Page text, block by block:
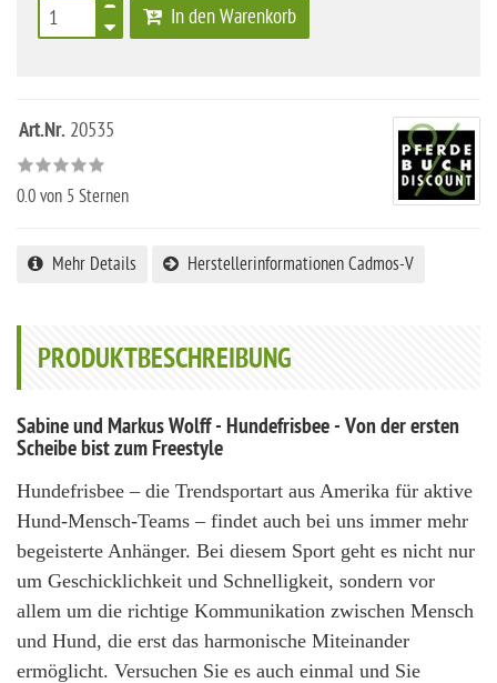
In den Warenkorb
Art.Nr. 20535
0.0 von 5 Sternen
Mehr Details Herstellerinformationen Cadmos-V
PRODUKTBESCHREIBUNG
Sabine und Markus Wolff - Hundefrisbee - Von der ersten
Scheibe bist zum Freestyle
Hundefrisbee – die Trendsportart aus Amerika für aktive
Hund-Mensch-Teams – findet auch bei uns immer mehr
begeisterte Anhänger. Bei diesem Sport geht es nicht nur
um Geschicklichkeit und Schnelligkeit, sondern vor
allem um die richtige Kommunikation zwischen Mensch
und Hund, die erst das harmonische Miteinander
ermöglicht. Versuchen Sie es auch einmal und Sie